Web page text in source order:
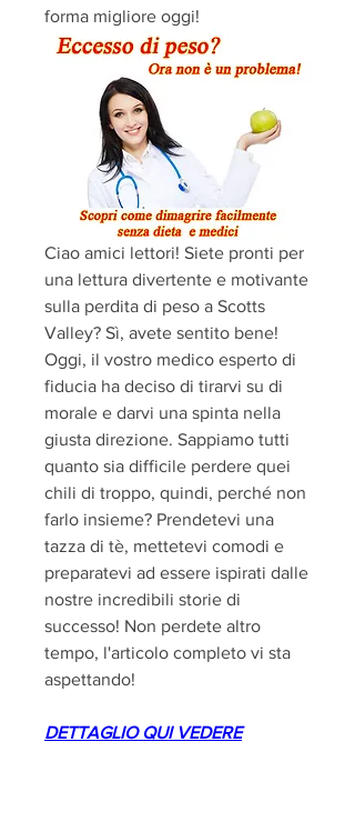
forma migliore oggi!
Ciao amici lettori! Siete pronti per
una lettura divertente e motivante
sulla perdita di peso a Scotts
Valley? Sì, avete sentito bene!
Oggi, il vostro medico esperto di
fiducia ha deciso di tirarvi su di
morale e darvi una spinta nella
giusta direzione. Sappiamo tutti
quanto sia difficile perdere quei
chili di troppo, quindi, perché non
farlo insieme? Prendetevi una
tazza di tè, mettetevi comodi e
preparatevi ad essere ispirati dalle
nostre incredibili storie di
successo! Non perdete altro
tempo, l'articolo completo vi sta
aspettando!
DETTAGLIO QUI VEDERE